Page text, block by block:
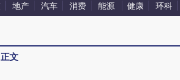
地产 汽车 消费 能源 健康 环科
正文